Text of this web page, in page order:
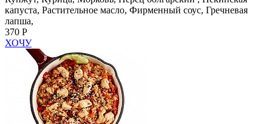
капуста, Растительное масло, Фирменный соус, Гречневая
лапша,
370 Р
ХОЧУ